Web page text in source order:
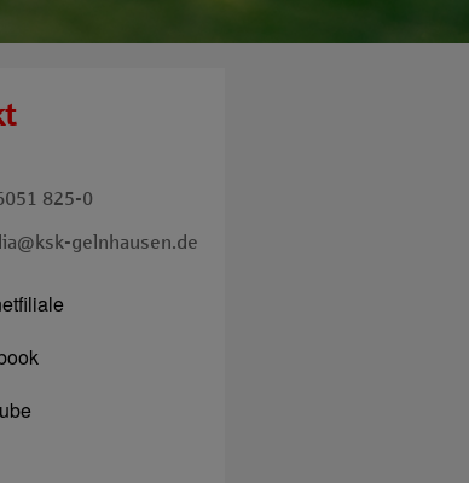
825-0
gelnhausen.de